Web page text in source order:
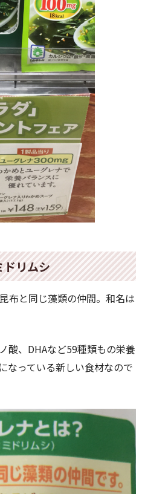
ドリムシ
布と同じ藻類の仲間。和名は
酸、DHAなど59種類もの栄養
なっている新しい食材なので